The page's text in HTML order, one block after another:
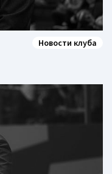
Новости клуба